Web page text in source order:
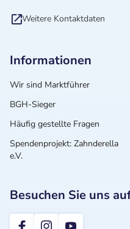
Weitere Kontaktdaten
Informationen
Wir sind Marktführer
BGH-Sieger
Häufig gestellte Fragen
Spendenprojekt: Zahnderella
e.V.
Besuchen Sie uns